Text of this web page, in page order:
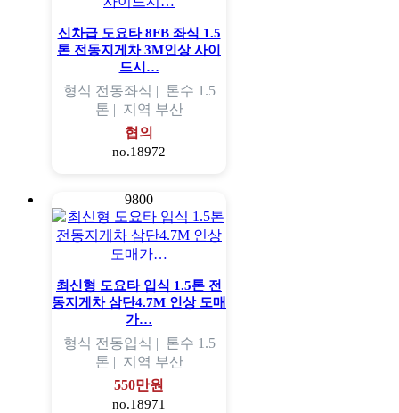
신차급 도요타 8FB 좌식 1.5
톤 전동지게차 3M인상 사이
드시…
형식 전동좌식 | 톤수 1.5
톤 | 지역 부산
협의
no.18972
9800
최신형 도요타 입식 1.5톤 전
동지게차 삼단4.7M 인상 도매
가…
형식 전동입식 | 톤수 1.5
톤 | 지역 부산
550만원
no.18971